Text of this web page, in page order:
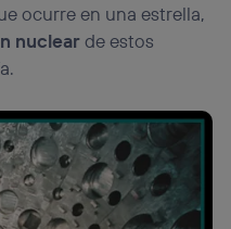
ocurre en una estrella,
nuclearde estos